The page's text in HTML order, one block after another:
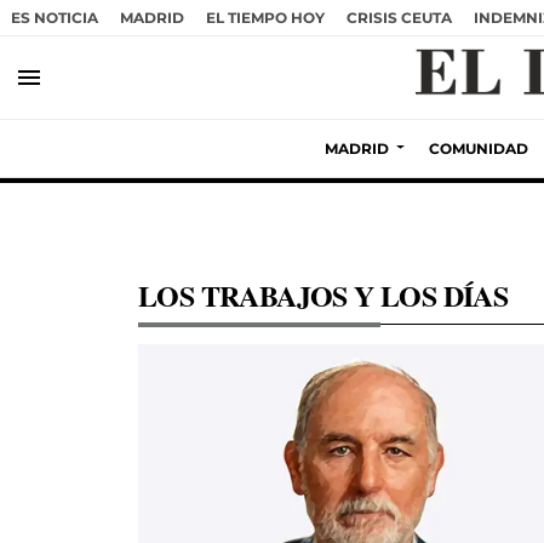
ES NOTICIA MADRID EL TIEMPO HOY CRISIS CEUTA
menu
MADRID COMUNIDAD
LOS TRABAJOS Y LOS DÍAS